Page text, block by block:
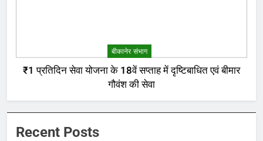
बीकानेर संभाग
₹1 प्रतिदिन सेवा योजना के 18वें सप्ताह में दृष्टिबाधित एवं बीमार
गौवंश की सेवा
Recent Posts